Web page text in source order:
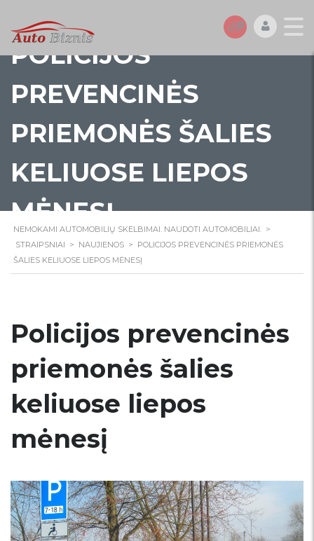
POLICIJOS
PREVENCINĖS
PRIEMONĖS ŠALIES
KELIUOSE LIEPOS
MĖNESĮ
NEMOKAMI AUTOMOBILIŲ SKELBIMAI. NAUDOTI AUTOMOBILIAI. >
STRAIPSNIAI > NAUJIENOS > POLICIJOS PREVENCINĖS PRIEMONĖS
ŠALIES KELIUOSE LIEPOS MĖNESĮ
Policijos prevencinės
priemonės šalies
keliuose liepos
mėnesį